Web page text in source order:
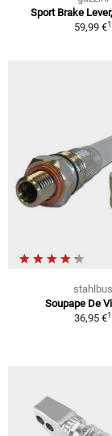
Sport Brake
59,99 €1
stahlbus
Soupape De
36,95 €1